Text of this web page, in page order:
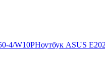
4/W10PНоутбук ASUS